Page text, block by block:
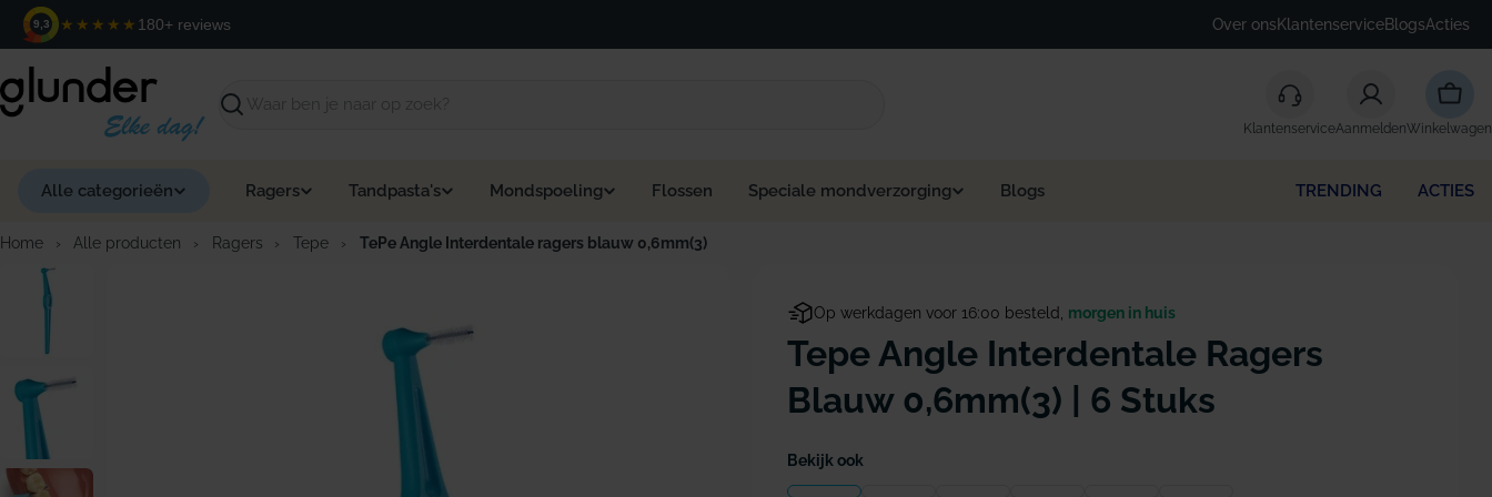
naar
inhoud
9,3 ★★★★★ 180+ reviews Over onsKlantenserviceBlogsActies
Zoeken
KlantenserviceAanmeldenWinkelwagen
Alle categorieën Ragers Tandpasta's Mondspoeling Flossen Speciale mondverzorging Blogs TRENDING ACTIES
Home › Alle producten › Ragers › Tepe › TePe Angle Interdentale ragers blauw 0,6mm(3)
Op werkdagen voor 16:00 besteld, morgen in huis
Tepe Angle Interdentale Ragers
Blauw 0,6mm(3) | 6 Stuks
Bekijk ook